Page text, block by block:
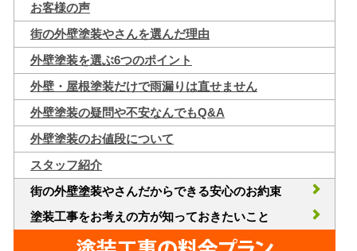
お客様の声
街の外壁塗装やさんを選んだ理由
外壁塗装を選ぶ6つのポイント
外壁・屋根塗装だけで雨漏りは直せません
外壁塗装の疑問や不安なんでもQ&A
外壁塗装のお値段について
スタッフ紹介
街の外壁塗装やさんだからできる安心のお約束
塗装工事をお考えの方が知っておきたいこと